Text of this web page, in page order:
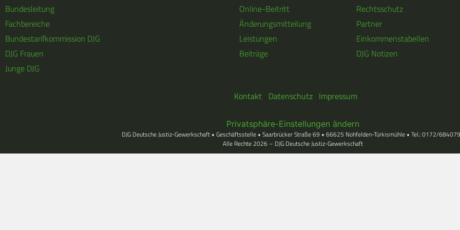
Bundesleitung
Fachbereiche
Bundestarifkommission DJG
DJG Frauen
Junge DJG
Online-Beitritt
Änderungsmitteilung
Leistungen
Beiträge
Rechtsschutz
Partner
Einkommenstabellen
DJG Notizen
Kontakt Datenschutz Impressum
Privatsphäre-Einstellungen ändern
DJG Deutsche Justiz-Gewerkschaft • Geschäftsstelle • Saarbrücker Straße 69 • 66625 Nohfelden-Türkismühle • Tel.: 0172/
Alle Rechte 2026 – DJG Deutsche Justiz-Gewerkschaft